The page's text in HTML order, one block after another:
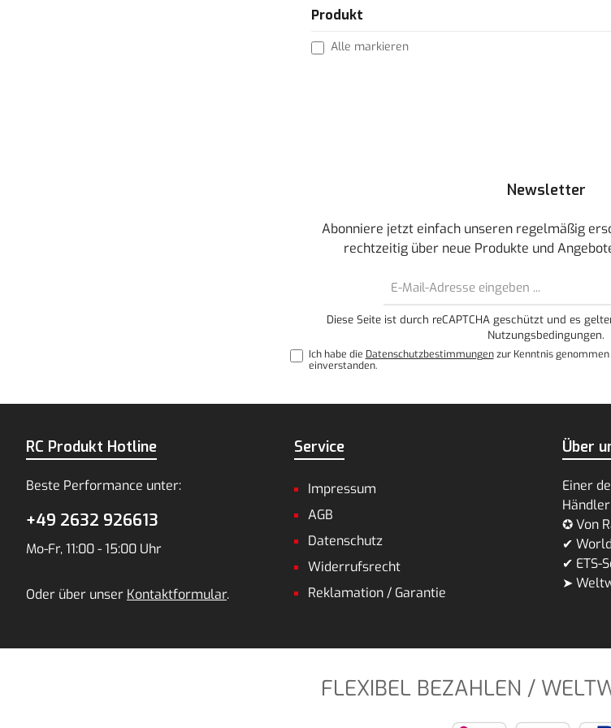
Produkt
Alle markieren
Newsletter
Abonniere jetzt einfach unseren regelmäßig
rechtzeitig über neue Produkte und
Mail-
Diese Seite ist durch reCAPTCHA geschützt und es
Nutzungsbedingungen.
Ich habe die Datenschutzbestimmungenzur Kenntnis genommen
einverstanden.
RC Produkt Hotline
Beste Performance unter:
+49 2632 926613
Mo-Fr, 11:00 - 15:00 Uhr
Oder über unser Kontaktformular.
Service
Impressum
AGB
Datenschutz
Widerrufsrecht
Reklamation / Garantie
Über
Einer
✪ Von
✔
✔ ETS-
➤
FLEXIBEL BEZAHLEN /